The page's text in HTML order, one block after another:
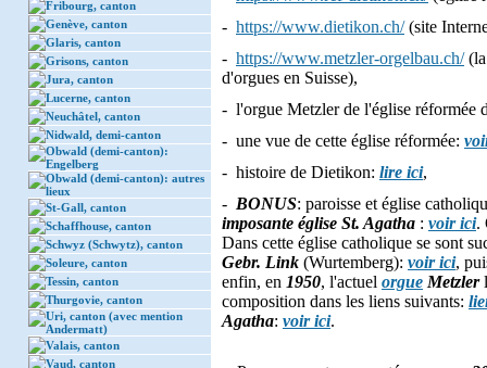
Fribourg, canton
Genève, canton
Glaris, canton
Grisons, canton
Jura, canton
Lucerne, canton
Neuchâtel, canton
Nidwald, demi-canton
Obwald (demi-canton):
Engelberg
Obwald (demi-canton): autres
lieux
St-Gall, canton
Schaffhouse, canton
Schwyz (Schwytz), canton
Soleure, canton
Tessin, canton
Thurgovie, canton
Uri, canton (avec mention
Andermatt)
Valais, canton
Vaud, canton
- https://www.dietikon.ch/(site
- https://www.metzler-orgelbau.ch/(la
d'orgues en Suisse),
- l'orgue Metzler de l'église réformée
- une vue de cette église réformée:
- histoire de Dietikon: lire ici,
- BONUS: paroisse et église
imposante église St. Agatha : voir ici.
Dans cette église catholique se sont
Gebr. Link (Wurtemberg): voir ici,
enfin, en 1950, l'actuel orgue Metzler
composition dans les liens suivants:
Agatha: voir ici.